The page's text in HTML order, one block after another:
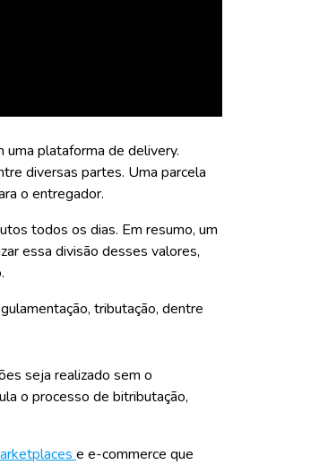
uma plataforma de delivery.
diversas partes. Uma parcela
o entregador.
todos os dias. Em resumo, um
essa divisão desses valores,
tributação, dentre
seja realizado sem o
o processo de bitributação,
e e-commerce que